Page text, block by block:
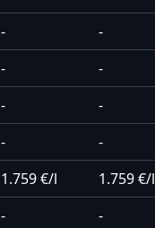
- -
- -
- -
- -
1.759 €/l 1.759 €/l
- -